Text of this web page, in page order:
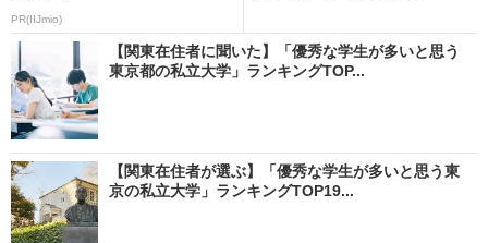
PR(IIJmio)
【関東在住者に聞いた】「優秀な学生が多いと思う
東京都の私立大学」ランキングTOP...
【関東在住者が選ぶ】「優秀な学生が多いと思う東
京の私立大学」ランキングTOP19...